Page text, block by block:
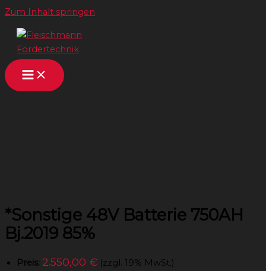
Zum Inhalt springen
*Sonstige 48V Batterie 750AH
Bj.2019 85%
Preis: 2.550,00 € (zzgl. 19% MwSt.)